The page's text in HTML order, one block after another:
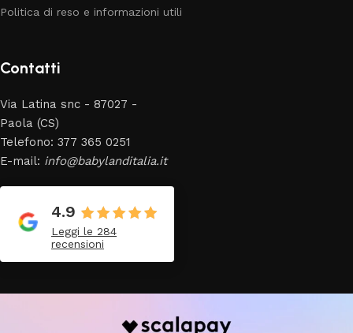
Politica di reso e informazioni utili
Contatti
Via Latina snc - 87027 -
Paola (CS)
Telefono: 377 365 0251
E-mail: info@babylanditalia.it
4.9
Leggi le 284
recensioni